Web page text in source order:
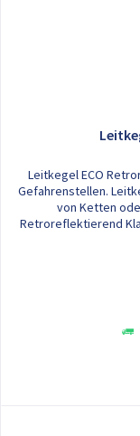
Leitkegel ECO
Gefahrenstellen.
von Ketten
Retroreflektierend